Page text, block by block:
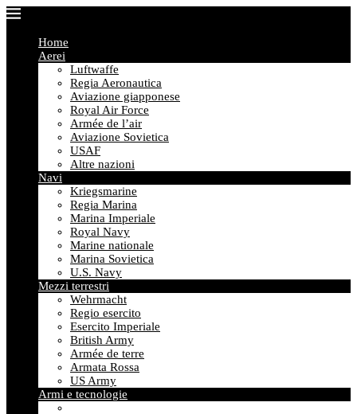
Home
Aerei
Luftwaffe
Regia Aeronautica
Aviazione giapponese
Royal Air Force
Armée de l’air
Aviazione Sovietica
USAF
Altre nazioni
Navi
Kriegsmarine
Regia Marina
Marina Imperiale
Royal Navy
Marine nationale
Marina Sovietica
U.S. Navy
Mezzi terrestri
Wehrmacht
Regio esercito
Esercito Imperiale
British Army
Armée de terre
Armata Rossa
US Army
Armi e tecnologie